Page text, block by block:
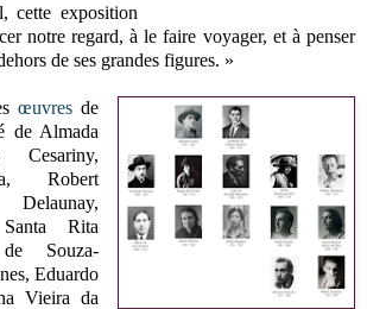
cette exposition
notre regard, à le faire voyager, et à penser
de ses grandes figures. »
œuvresde
de Almada
Cesariny,
Robert
Rita
Souza-
Eduardo
Vieira da